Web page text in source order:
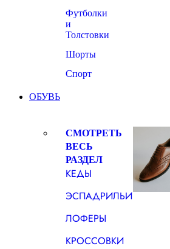
Футболки
и
Толстовки
Шорты
Спорт
ОБУВЬ
СМОТРЕТЬ
ВЕСЬ
РАЗДЕЛ
КЕДЫ
ЭСПАДРИЛЬИ
ЛОФЕРЫ
КРОССОВКИ